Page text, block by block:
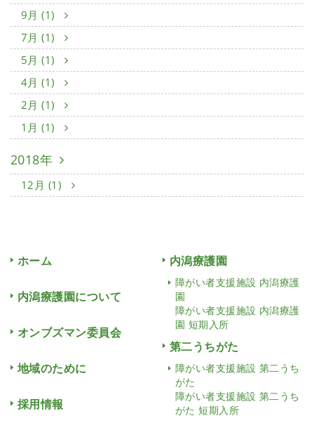
9月 (1)
7月 (1)
5月 (1)
4月 (1)
2月 (1)
1月 (1)
2018年
12月 (1)
ホーム
内潟療護園について
オンブズマン委員会
地域のために
採用情報
内潟療護園
障がい者支援施設 内潟療護
園
障がい者支援施設 内潟療護
園 短期入所
第二うちがた
障がい者支援施設 第二うち
がた
障がい者支援施設 第二うち
がた 短期入所